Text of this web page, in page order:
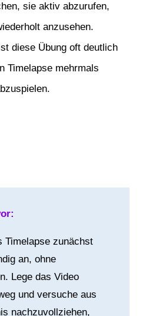
sie aktiv abzurufen,
anzusehen.
diese Übung oft deutlich
Timelapse mehrmals
Timelapse zunächst
an, ohne
Lege das Video
und versuche aus
nachzuvollziehen,